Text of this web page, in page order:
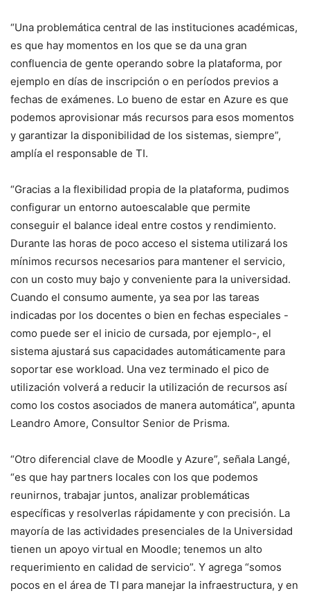
“Una problemática central de las instituciones académicas,
es que hay momentos en los que se da una gran
confluencia de gente operando sobre la plataforma, por
ejemplo en días de inscripción o en períodos previos a
fechas de exámenes. Lo bueno de estar en Azure es que
podemos aprovisionar más recursos para esos momentos
y garantizar la disponibilidad de los sistemas, siempre”,
amplía el responsable de TI.
“Gracias a la flexibilidad propia de la plataforma, pudimos
configurar un entorno autoescalable que permite
conseguir el balance ideal entre costos y rendimiento.
Durante las horas de poco acceso el sistema utilizará los
mínimos recursos necesarios para mantener el servicio,
con un costo muy bajo y conveniente para la universidad.
Cuando el consumo aumente, ya sea por las tareas
indicadas por los docentes o bien en fechas especiales -
como puede ser el inicio de cursada, por ejemplo-, el
sistema ajustará sus capacidades automáticamente para
soportar ese workload. Una vez terminado el pico de
utilización volverá a reducir la utilización de recursos así
como los costos asociados de manera automática”, apunta
Leandro Amore, Consultor Senior de Prisma.
“Otro diferencial clave de Moodle y Azure”, señala Langé,
“es que hay partners locales con los que podemos
reunirnos, trabajar juntos, analizar problemáticas
específicas y resolverlas rápidamente y con precisión. La
mayoría de las actividades presenciales de la Universidad
tienen un apoyo virtual en Moodle; tenemos un alto
requerimiento en calidad de servicio”. Y agrega “somos
pocos en el área de TI para manejar la infraestructura, y en